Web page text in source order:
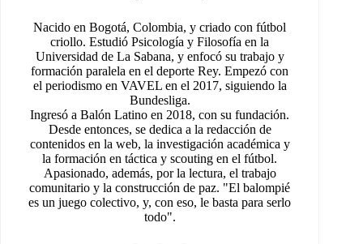
Nacido en Bogotá, Colombia, y criado con fútbol
criollo. Estudió Psicología y Filosofía en la
Universidad de La Sabana, y enfocó su trabajo y
formación paralela en el deporte Rey. Empezó con
el periodismo en VAVEL en el 2017, siguiendo la
Bundesliga.
Ingresó a Balón Latino en 2018, con su fundación.
Desde entonces, se dedica a la redacción de
contenidos en la web, la investigación académica y
la formación en táctica y scouting en el fútbol.
Apasionado, además, por la lectura, el trabajo
comunitario y la construcción de paz. "El balompié
es un juego colectivo, y, con eso, le basta para serlo
todo".